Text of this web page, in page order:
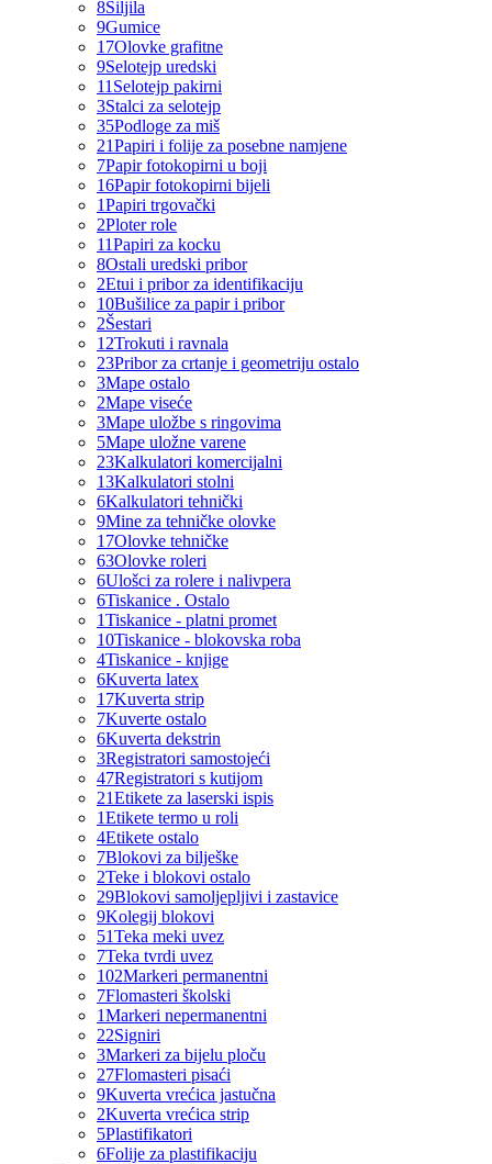
8Šiljila
9Gumice
17Olovke grafitne
9Selotejp uredski
11 Selotejp pakirni
3Stalci za selotejp
35Podloge za miš
21Papiri i folije za posebne namjene
7Papir fotokopirni u boji
16Papir fotokopirni bijeli
1Papiri trgovački
2Ploter role
11Papiri za kocku
8Ostali uredski pribor
2Etui i pribor za identifikaciju
10Bušilice za papir i pribor
2Šestari
12Trokuti i ravnala
23Pribor za crtanje i geometriju ostalo
3Mape ostalo
2Mape viseće
3Mape uložbe s ringovima
5Mape uložne varene
23Kalkulatori komercijalni
13Kalkulatori stolni
6Kalkulatori tehnički
9Mine za tehničke olovke
17Olovke tehničke
63Olovke roleri
6Ulošci za rolere i nalivpera
6Tiskanice . Ostalo
1Tiskanice - platni promet
10Tiskanice - blokovska roba
4Tiskanice - knjige
6Kuverta latex
17Kuverta strip
7Kuverte ostalo
6Kuverta dekstrin
3Registratori samostojeći
47Registratori s kutijom
21Etikete za laserski ispis
1Etikete termo u roli
4Etikete ostalo
7Blokovi za bilješke
2Teke i blokovi ostalo
29Blokovi samoljepljivi i zastavice
9Kolegij blokovi
51Teka meki uvez
7Teka tvrdi uvez
102Markeri permanentni
7Flomasteri školski
1Markeri nepermanentni
22Signiri
3Markeri za bijelu ploču
27Flomasteri pisaći
9Kuverta vrećica jastučna
2Kuverta vrećica strip
5Plastifikatori
6Folije za plastifikaciju